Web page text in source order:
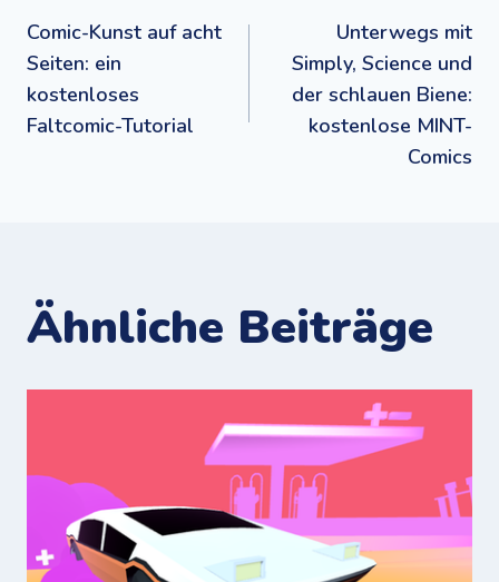
Comic-Kunst auf acht
Seiten: ein
kostenloses
Faltcomic-Tutorial
Unterwegs mit
Simply, Science und
der schlauen Biene:
kostenlose MINT-
Comics
Ähnliche Beiträge